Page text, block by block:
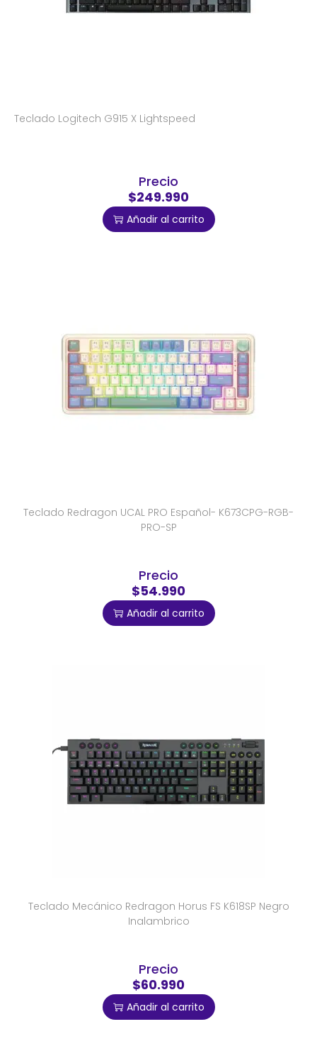
Teclado Logitech G915 X Lightspeed
Precio
$249.990
Añadir al carrito
Teclado Redragon UCAL PRO Español- K673CPG-RGB-
PRO-SP
Precio
$54.990
Añadir al carrito
Teclado Mecánico Redragon Horus FS K618SP Negro
Inalambrico
Precio
$60.990
Añadir al carrito